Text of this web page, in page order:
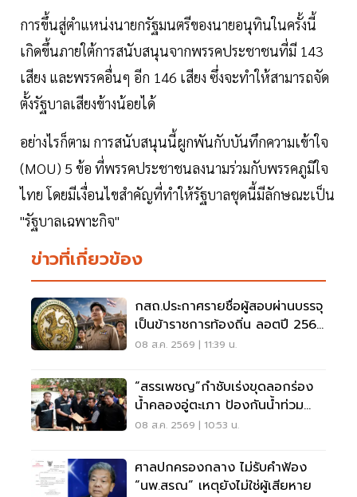
การขึ้นสู่ตำแหน่งนายกรัฐมนตรีของนายอนุทินในครั้งนี้
เกิดขึ้นภายใต้การสนับสนุนจากพรรคประชาชนที่มี 143
เสียง และพรรคอื่นๆ อีก 146 เสียง ซึ่งจะทำให้สามารถจัด
ตั้งรัฐบาลเสียงข้างน้อยได้
อย่างไรก็ตาม การสนับสนุนนี้ผูกพันกับบันทึกความเข้าใจ
(MOU) 5 ข้อ ที่พรรคประชาชนลงนามร่วมกับพรรคภูมิใจ
ไทย โดยมีเงื่อนไขสำคัญที่ทำให้รัฐบาลชุดนี้มีลักษณะเป็น
"รัฐบาลเฉพาะกิจ"
ข่าวที่เกี่ยวข้อง
กสถ.ประกาศรายชื่อผู้สอบผ่านบรรจุ
เป็นข้าราชการท้องถิ่น ลอตปี 2568
ใหม่
08 ส.ค. 2569 | 11:39 น.
“สรรเพชญ”กำชับเร่งขุดลอกร่อง
น้ำคลองอู่ตะเภา ป้องกันน้ำท่วม
สงขลา
08 ส.ค. 2569 | 10:53 น.
ศาลปกครองกลาง ไม่รับคำฟ้อง
“นพ.สรณ” เหตุยังไม่ใช่ผู้เสียหาย